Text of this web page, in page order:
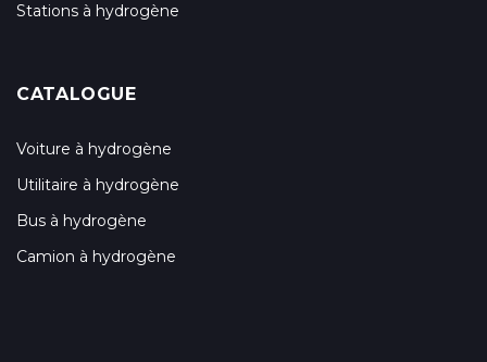
Stations à hydrogène
CATALOGUE
Voiture à hydrogène
Utilitaire à hydrogène
Bus à hydrogène
Camion à hydrogène